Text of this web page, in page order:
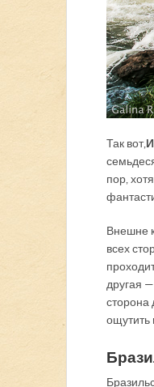
Так вот,
пор,
Внешне
всех
другая
сторона
ощутить